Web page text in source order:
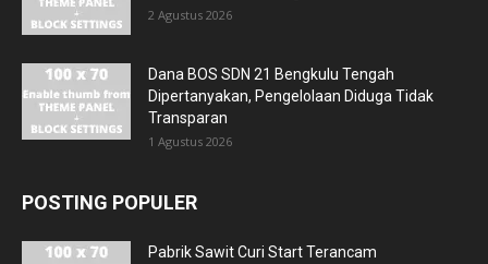
2 Agustus 2026
Dana BOS SDN 21 Bengkulu Tengah
Dipertanyakan, Pengelolaan Diduga Tidak
Transparan
1 Agustus 2026
POSTING POPULER
Pabrik Sawit Curi Start Terancam